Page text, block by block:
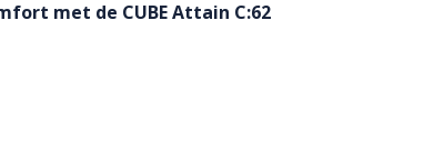
met de CUBE Attain C:62